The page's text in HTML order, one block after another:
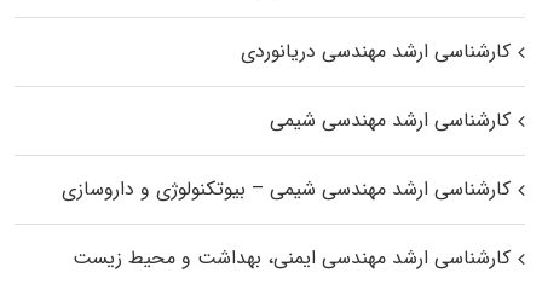
کارشناسی ارشد مهندسی دریانوردی
کارشناسی ارشد مهندسی شیمی
کارشناسی ارشد مهندسی شیمی – بیوتکنولوژی و داروسازی
کارشناسی ارشد مهندسی ایمنی، بهداشت و محیط زیست